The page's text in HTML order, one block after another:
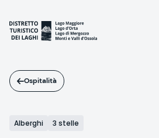
contenuto
principale
Ospitalità
Alberghi 3 stelle